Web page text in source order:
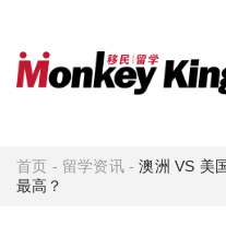
首页 - 留学资讯-澳洲 VS 美
最高？